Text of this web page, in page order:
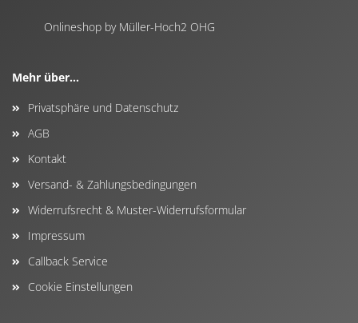
Onlineshop by Müller-Hoch2 OHG
Mehr über...
Privatsphäre und Datenschutz
AGB
Kontakt
Versand- & Zahlungsbedingungen
Widerrufsrecht & Muster-Widerrufsformular
Impressum
Callback Service
Cookie Einstellungen